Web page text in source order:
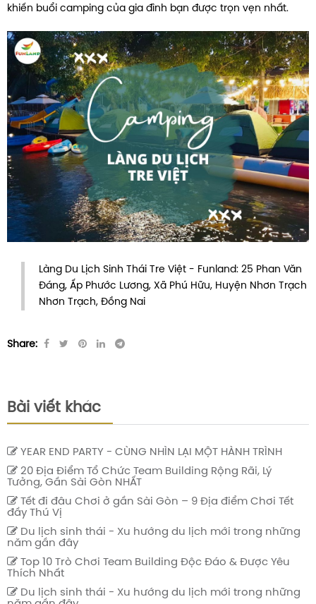
khiến buổi camping của gia đình bạn được trọn vẹn nhất.
Làng Du Lịch Sinh Thái Tre Việt - Funland: 25 Phan Văn
Đáng, Ấp Phước Lương, Xã Phú Hữu, Huyện Nhơn Trạch
Nhơn Trạch, Đồng Nai
Share:
Bài viết khác
YEAR END PARTY - CÙNG NHÌN LẠI MỘT HÀNH TRÌNH
20 Địa Điểm Tổ Chức Team Building Rộng Rãi, Lý
Tưởng, Gần Sài Gòn NHẤT
Tết đi đâu Chơi ở gần Sài Gòn – 9 Địa điểm Chơi Tết
đầy Thú Vị
Du lịch sinh thái - Xu hướng du lịch mới trong những
năm gần đây
Top 10 Trò Chơi Team Building Độc Đáo & Được Yêu
Thích Nhất
Du lịch sinh thái - Xu hướng du lịch mới trong những